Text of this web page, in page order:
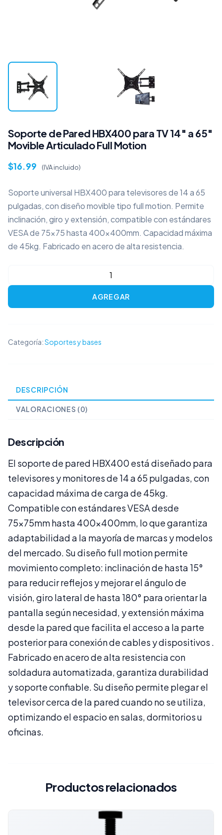
Soporte de Pared HBX400 para TV 14″ a 65″
Movible Articulado Full Motion
$16.99 (IVA incluido)
Soporte universal HBX400 para televisores de 14 a 65
pulgadas, con diseño movible tipo full motion. Permite
inclinación, giro y extensión, compatible con estándares
VESA de 75×75 hasta 400x400mm. Capacidad máxima
de 45kg. Fabricado en acero de alta resistencia.
de
HBX400
TV
Movible
Articulado
cantidad
AGREGAR
Categoría:Soportes y bases
DESCRIPCIÓN
VALORACIONES (0)
Descripción
El soporte de pared HBX400 está diseñado para
televisores y monitores de 14 a 65 pulgadas, con
capacidad máxima de carga de 45kg.
Compatible con estándares VESA desde
75x75mm hasta 400x400mm, lo que garantiza
adaptabilidad a la mayoría de marcas y modelos
del mercado. Su diseño full motion permite
movimiento completo: inclinación de hasta 15°
para reducir reflejos y mejorar el ángulo de
visión, giro lateral de hasta 180° para orientar la
pantalla según necesidad, y extensión máxima
desde la pared que facilita el acceso a la parte
posterior para conexión de cables y dispositivos .
Fabricado en acero de alta resistencia con
soldadura automatizada, garantiza durabilidad
y soporte confiable. Su diseño permite plegar el
televisor cerca de la pared cuando no se utiliza,
optimizando el espacio en salas, dormitorios u
oficinas.
Productos relacionados